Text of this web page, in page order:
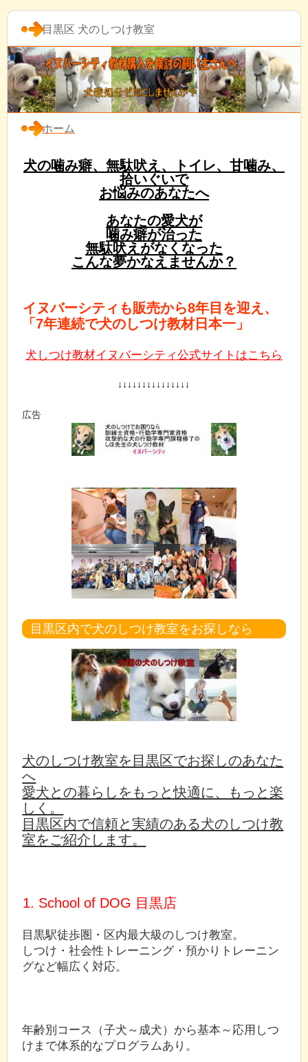
目黒区 犬のしつけ教室
ホーム
犬の噛み癖、無駄吠え、トイレ、甘噛み、
拾いぐいで
お悩みのあなたへ
あなたの愛犬が
噛み癖が治った
無駄吠えがなくなった
こんな夢かなえませんか？
イヌバーシティも販売から8年目を迎え、
「7年連続で犬のしつけ教材日本一」
犬しつけ教材イヌバーシティ公式サイトはこちら
↓↓↓↓↓↓↓↓↓↓↓↓↓↓↓
広告
目黒区内で犬のしつけ教室をお探しなら
犬のしつけ教室を目黒区でお探しのあなた
へ
愛犬との暮らしをもっと快適に、もっと楽
しく。
目黒区内で信頼と実績のある犬のしつけ教
室をご紹介します。
1. School of DOG 目黒店
目黒駅徒歩圏・区内最大級のしつけ教室。
しつけ・社会性トレーニング・預かりトレーニン
グなど幅広く対応。
年齢別コース（子犬～成犬）から基本～応用しつ
けまで体系的なプログラムあり。